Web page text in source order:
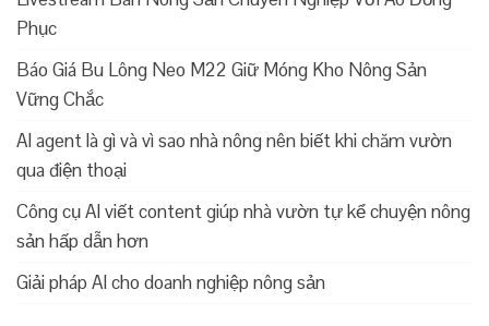
Phục
Báo Giá Bu Lông Neo M22 Giữ Móng Kho Nông Sản
Vững Chắc
AI agent là gì và vì sao nhà nông nên biết khi chăm vườn
qua điện thoại
Công cụ AI viết content giúp nhà vườn tự kể chuyện nông
sản hấp dẫn hơn
Giải pháp AI cho doanh nghiệp nông sản